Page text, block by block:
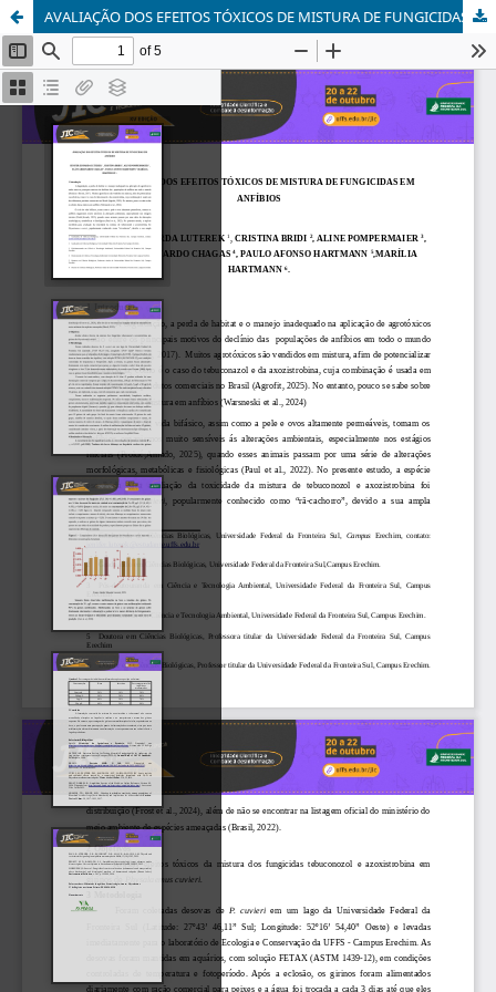
AVALIAÇÃO DOS EFEITOS TÓXICOS DE MISTURA DE FUNGICIDAS EM ANFÍBIOS